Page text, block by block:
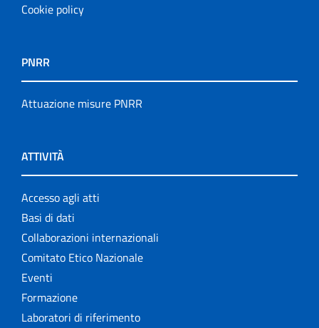
Cookie policy
PNRR
Attuazione misure PNRR
ATTIVITÀ
Accesso agli atti
Basi di dati
Collaborazioni internazionali
Comitato Etico Nazionale
Eventi
Formazione
Laboratori di riferimento